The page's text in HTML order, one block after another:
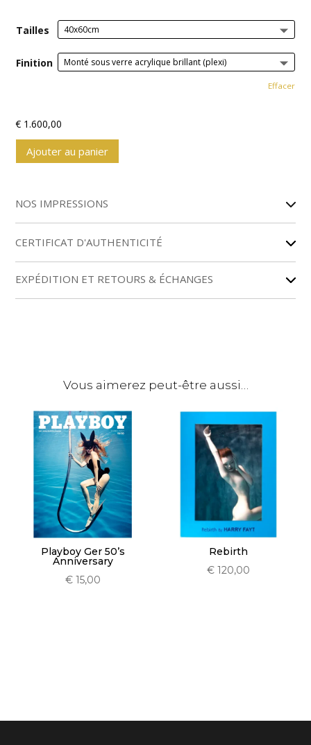
Tailles
Finition
Effacer
€ 1.600,00
Ajouter au panier
t
e
t
i
NOS IMPRESSIONS
CERTIFICAT D'AUTHENTICITÉ
EXPÉDITION ET RETOURS & ÉCHANGES
Vous aimerez peut-être aussi…
Playboy Ger 50’s
Anniversary
€15,00
Rebirth
€120,00